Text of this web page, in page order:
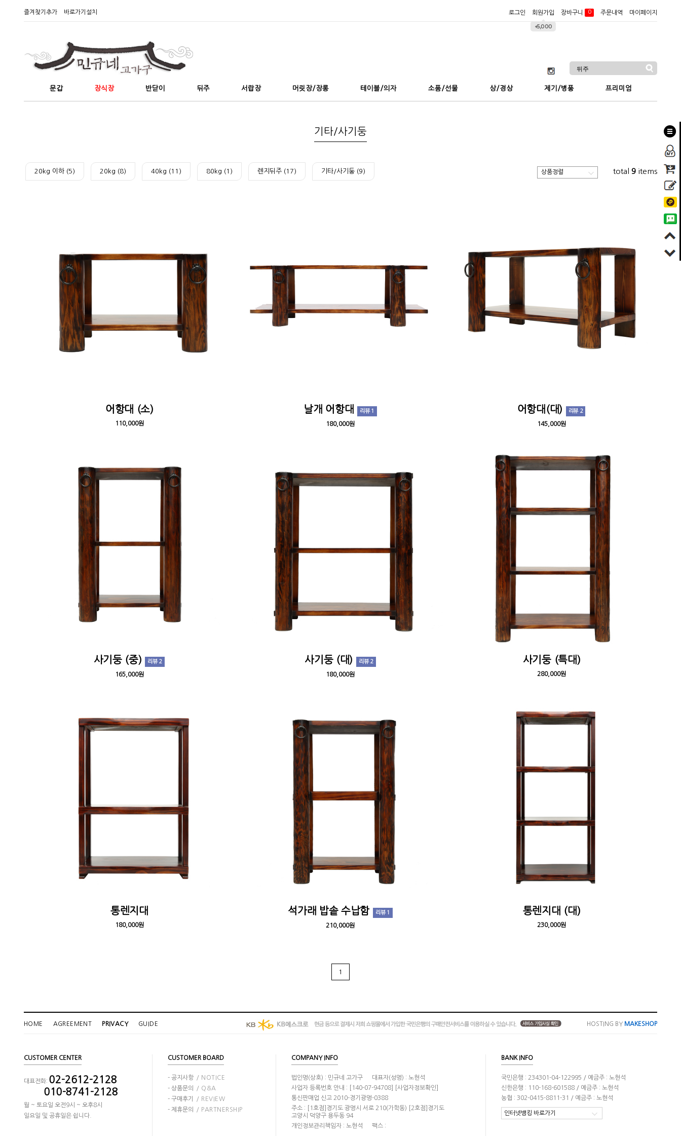
즐겨찾기추가 바로가기설치 로그인 회원가입
+5,000
장바구니 0 주문내역 마이페이지
문갑 장식장 반닫이 뒤주 서랍장 머릿장/장롱 테이블/의자 소품/선물 상/경상 제기/병풍 프리미엄
기타/사기둥
20kg 이하 (5) 20kg (8) 40kg (11) 80kg (1) 렌지뒤주 (17) 기타/사기둥 (9) total 9 items
어항대 (소)
110,000원
날개 어항대 리뷰 1
180,000원
어항대(대) 리뷰 2
145,000원
사기둥 (중) 리뷰 2
165,000원
사기둥 (대) 리뷰 2
180,000원
사기둥 (특대)
280,000원
통렌지대
180,000원
석가래 밥솥 수납함 리뷰 1
210,000원
통렌지대 (대)
230,000원
1
HOME AGREEMENT PRIVACY GUIDE
CUSTOMER CENTER
대표전화: 02-2612-2128
010-8741-2128
월 ~ 토요일 오전9시 ~ 오후8시
일요일 및 공휴일은 쉽니다.
CUSTOMER BOARD
- 공지사항 / NOTICE
- 상품문의
/ Q&A
- 구매후기
/ REVIEW
- 제휴문의
/ PARTNERSHIP
COMPANY INFO
법인명(상호) : 민규네 고가구
대표자(성명) : 노현석
사업자 등록번호 안내 : [140-07-94708]
[사업자정보확인]
통신판매업 신고 2010-경기광명-0388
주소 : [1호점]경기도 광명시 서로 210(가학동) [2호점]경기도
고양시 덕양구 용두동 94
개인정보관리책임자 : 노현석
팩스 :
BANK INFO
국민은행 : 234301-04-122995 / 예금주 : 노현석
신한은행 : 110-168-601588 / 예금주 : 노현석
농협 : 302-0415-8811-31 / 예금주 : 노현석
HOSTING BY MAKESHOP